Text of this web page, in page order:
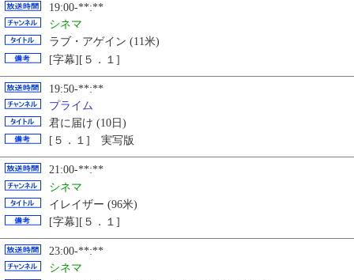
19:00-**:**
シネマ
ラブ・アゲイン (11米)
[字幕][５．１]
19:50-**:**
プライム
君に届け (10日)
[５．１] 実写版
21:00-**:**
シネマ
イレイザー (96米)
[字幕][５．１]
23:00-**:**
シネマ